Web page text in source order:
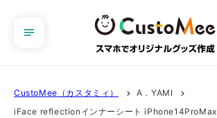
進む
CustoMee（カスタミィ）
A．YAMI
iFace reflectionインナーシート iPhone14ProMax